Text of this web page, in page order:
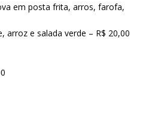
em posta frita, arros, farofa,
arroz e salada verde – R$ 20,00